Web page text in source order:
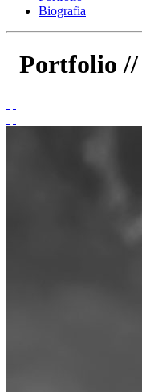
Biografia
Portfolio //